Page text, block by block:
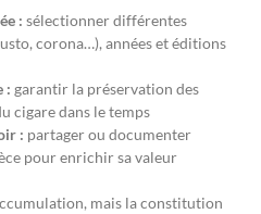
: sélectionner différentes
corona…), années et éditions
: garantir la préservation des
cigare dans le temps
: partager ou documenter
pour enrichir sa valeur
mais la constitution